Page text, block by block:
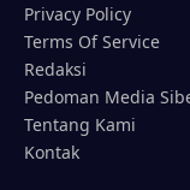
Privacy Policy
Terms Of Service
Redaksi
Pedoman Media
Tentang Kami
Kontak